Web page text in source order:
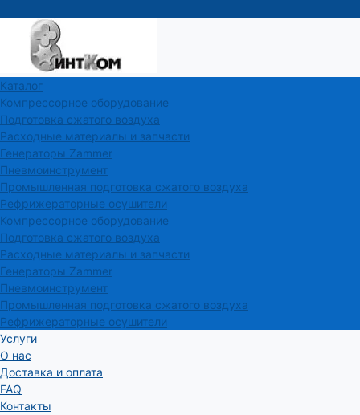
Каталог
Компрессорное оборудование
Подготовка сжатого воздуха
Расходные материалы и запчасти
Генераторы Zammer
Пневмоинструмент
Промышленная подготовка сжатого воздуха
Рефрижераторные осушители
Компрессорное оборудование
Подготовка сжатого воздуха
Расходные материалы и запчасти
Генераторы Zammer
Пневмоинструмент
Промышленная подготовка сжатого воздуха
Рефрижераторные осушители
Услуги
О нас
Доставка и оплата
FAQ
Контакты